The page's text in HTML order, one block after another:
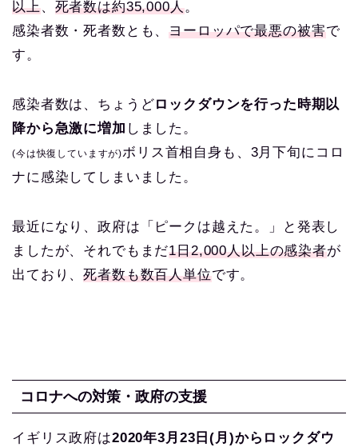
以上、 死者数は約35,000人。
感染者数・死者数とも、ヨーロッパで最悪の被害で
す。
感染者数は、ちょうどロックダウンを行った時期以
降から急激に増加 しました。
(今は快復していますが)ボリス首相自身も、3月下旬にコロ
ナに感染してしまいました。
最近になり、政府は「ピークは越えた。」と発表し
ましたが、それでもまだ1日2,000人以上の感染者が
出ており、死者数も数百人単位です。
コロナへの対策・政府の支援
イギリス政府は2020年3月23日(月)からロックダウ